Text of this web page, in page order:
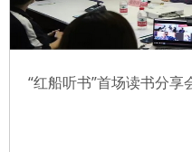
“红船听书”首场读书分享